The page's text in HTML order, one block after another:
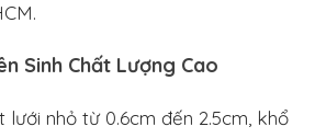
Sinh Chất Lượng Cao
lưới nhỏ từ 0.6cm đến 2.5cm, khổ